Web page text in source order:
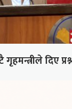
गृहमन्त्रीले दिए